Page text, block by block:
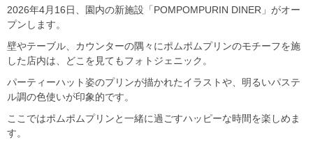
2026年4月16日、園内の新施設「POMPOMPURIN DINER」がオー
プンします。
壁やテーブル、カウンターの隅々にポムポムプリンのモチーフを施
した店内は、どこを見てもフォトジェニック。
パーティーハット姿のプリンが描かれたイラストや、明るいパステ
ル調の色使いが印象的です。
ここではポムポムプリンと一緒に過ごすハッピーな時間を楽しめま
す。